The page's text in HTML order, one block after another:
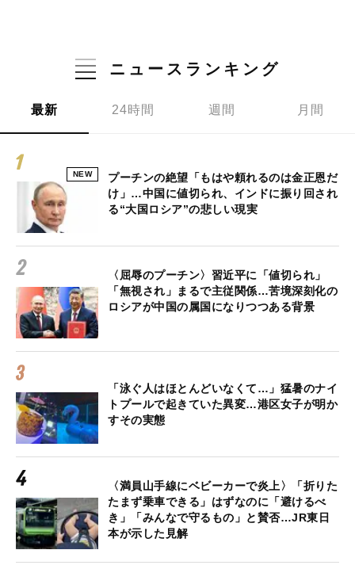
ニュースランキング
最新 24時間 週間 月間
NEW
プーチンの絶望「もはや頼れるのは金正恩だ
け」…中国に値切られ、インドに振り回され
る“大国ロシア”の悲しい現実
〈屈辱のプーチン〉習近平に「値切られ」
「無視され」まるで主従関係…苦境深刻化の
ロシアが中国の属国になりつつある背景
「泳ぐ人はほとんどいなくて…」猛暑のナイ
トプールで起きていた異変…港区女子が明か
すその実態
〈満員山手線にベビーカーで炎上〉「折りた
たまず乗車できる」はずなのに「避けるべ
き」「みんなで守るもの」と賛否…JR東日
本が示した見解